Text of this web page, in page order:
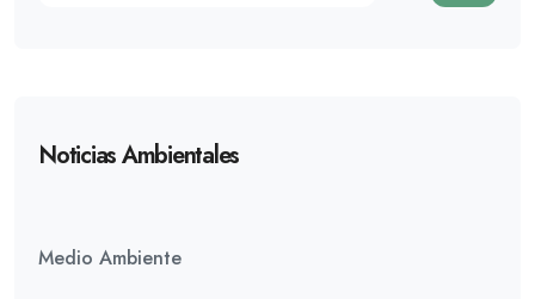
Noticias Ambientales
Medio Ambiente